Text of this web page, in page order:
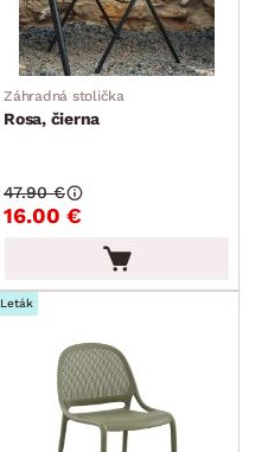
Záhradná stolička
Rosa, čierna
16.00 €
47.90 €
Leták